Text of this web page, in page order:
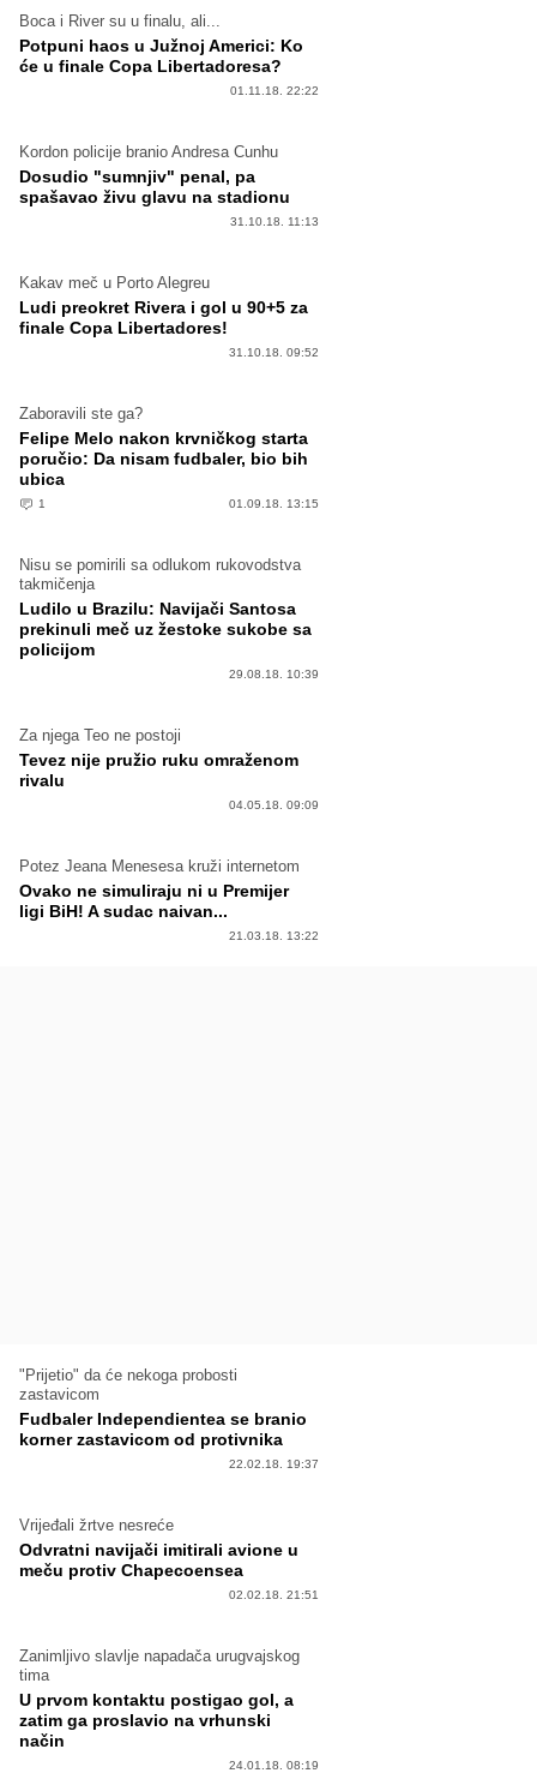
Boca i River su u finalu, ali...
Potpuni haos u Južnoj Americi: Ko
će u finale Copa Libertadoresa?
01.11.18. 22:22
Kordon policije branio Andresa Cunhu
Dosudio "sumnjiv" penal, pa
spašavao živu glavu na stadionu
31.10.18. 11:13
Kakav meč u Porto Alegreu
Ludi preokret Rivera i gol u 90+5 za
finale Copa Libertadores!
31.10.18. 09:52
Zaboravili ste ga?
Felipe Melo nakon krvničkog starta
poručio: Da nisam fudbaler, bio bih
ubica
1 01.09.18. 13:15
Nisu se pomirili sa odlukom rukovodstva
takmičenja
Ludilo u Brazilu: Navijači Santosa
prekinuli meč uz žestoke sukobe sa
policijom
29.08.18. 10:39
Za njega Teo ne postoji
Tevez nije pružio ruku omraženom
rivalu
04.05.18. 09:09
Potez Jeana Menesesa kruži internetom
Ovako ne simuliraju ni u Premijer
ligi BiH! A sudac naivan...
21.03.18. 13:22
"Prijetio" da će nekoga probosti
zastavicom
Fudbaler Independientea se branio
korner zastavicom od protivnika
22.02.18. 19:37
Vrijeđali žrtve nesreće
Odvratni navijači imitirali avione u
meču protiv Chapecoensea
02.02.18. 21:51
Zanimljivo slavlje napadača urugvajskog
tima
U prvom kontaktu postigao gol, a
zatim ga proslavio na vrhunski
način
24.01.18. 08:19